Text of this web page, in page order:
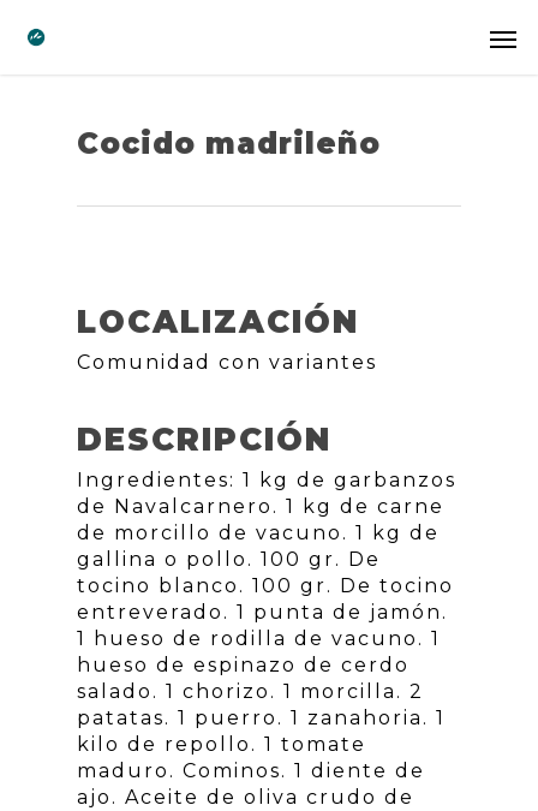
Cocido madrileño
LOCALIZACIÓN
Comunidad con variantes
DESCRIPCIÓN
Ingredientes: 1 kg de garbanzos
de Navalcarnero. 1 kg de carne
de morcillo de vacuno. 1 kg de
gallina o pollo. 100 gr. De
tocino blanco. 100 gr. De tocino
entreverado. 1 punta de jamón.
1 hueso de rodilla de vacuno. 1
hueso de espinazo de cerdo
salado. 1 chorizo. 1 morcilla. 2
patatas. 1 puerro. 1 zanahoria. 1
kilo de repollo. 1 tomate
maduro. Cominos. 1 diente de
ajo. Aceite de oliva crudo de